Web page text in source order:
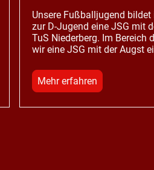
Unsere Fußballjugend
zur D-Jugend eine JSG mit
TuS Niederberg. Im Bereich
wir eine JSG mit der Augst
Mehr erfahren